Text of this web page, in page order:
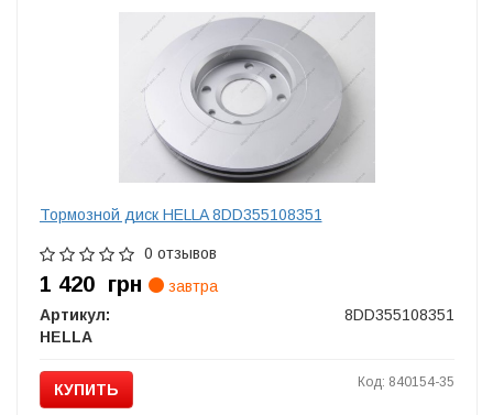
Тормозной диск HELLA 8DD355108351
0 отзывов
1 420 грн
завтра
Артикул:
8DD355108351
HELLA
КУПИТЬ Код: 840154-35